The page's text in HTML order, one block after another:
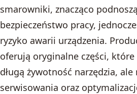
smarowniki, znacząco
bezpieczeństwo pracy,
ryzyko awarii urządzenia.
oferują oryginalne części,
długą żywotność narzędzia, ale
serwisowania oraz